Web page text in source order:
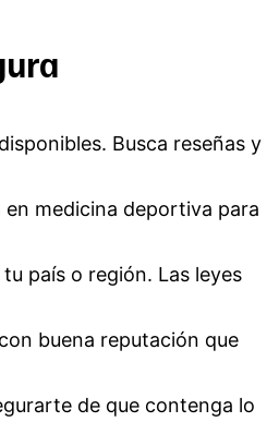
Busca reseñas y
medicina deportiva para
país o región. Las leyes
buena reputación que
de que contenga lo